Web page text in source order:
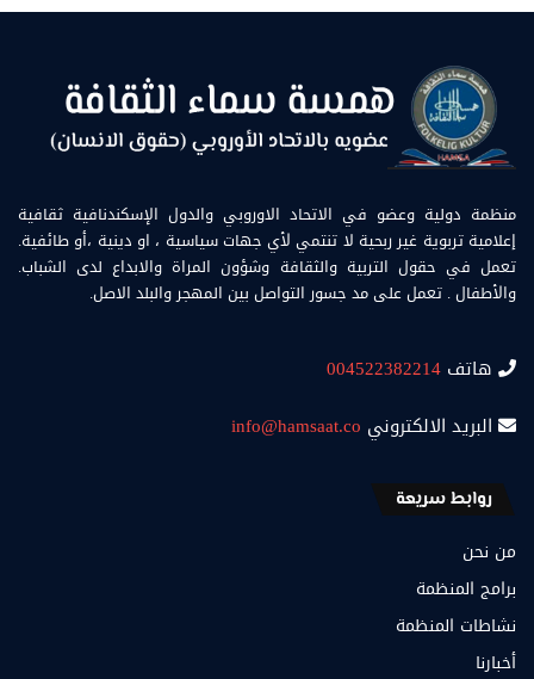
منظمة دولية وعضو في الاتحاد الاوروبي والدول الإسكندنافية ثقافية
إعلامية تربوية غير ربحية لا تنتمي لأي جهات سياسية ، او دينية ،أو طائفية.
تعمل في حقول التربية والثقافة وشؤون المراة والابداع لدى الشباب.
والأطفال . تعمل على مد جسور التواصل بين المهجر والبلد الاصل.
هاتف 004522382214
البريد الالكتروني info@hamsaat.co
روابط سريعة
من نحن
برامج المنظمة
نشاطات المنظمة
أخبارنا